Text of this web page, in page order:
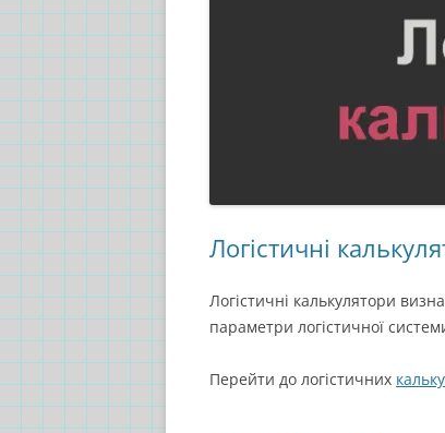
Логістичні
Логістичні калькулятори
параметри логістичної
Перейти до логістичних